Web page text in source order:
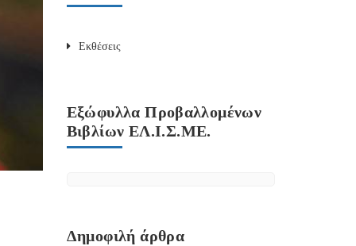
Εκθέσεις
Εξώφυλλα Προβαλλομένων
Βιβλίων ΕΛ.Ι.Σ.ΜΕ.
Δημοφιλή άρθρα